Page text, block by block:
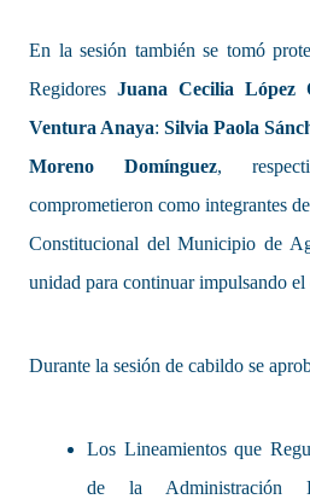
En la sesión también se tomó
Regidores Juana Cecilia López
Ventura Anaya:Silvia Paola
Moreno Domínguez,
comprometieron como integrantes
Constitucional del Municipio de
unidad para continuar impulsando
Durante la sesión de cabildo se
Los Lineamientos que
de la Administración